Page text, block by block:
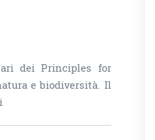
dei Principles for
e biodiversità. Il